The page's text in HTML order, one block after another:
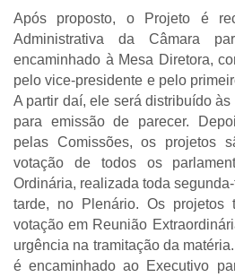
Após proposto, o Projeto é
Administrativa da Câmara
encaminhado à Mesa Diretora,
pelo vice-presidente e pelo
A partir daí, ele será distribuído
para emissão de parecer.
pelas Comissões, os projetos
votação de todos os
Ordinária, realizada toda
tarde, no Plenário. Os projetos
votação em Reunião
urgência na tramitação da
é encaminhado ao Executivo